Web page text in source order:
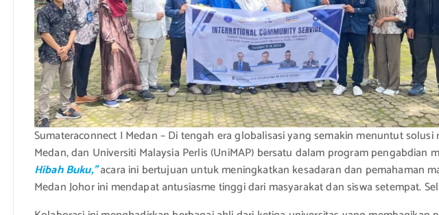
Sumateraconnect I Medan – Di tengah era globalisasi yang semakin menuntut
Medan, dan Universiti Malaysia Perlis (UniMAP) bersatu dalam program pengabdian
Hibah Buku,”acara ini bertujuan untuk meningkatkan kesadaran dan pemahaman
Medan Johor ini mendapat antusiasme tinggi dari masyarakat dan siswa setempat.